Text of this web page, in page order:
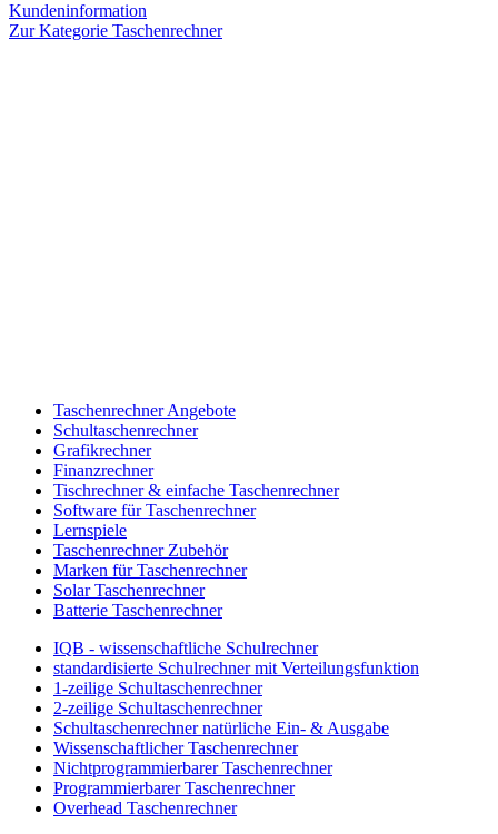
Kundeninformation
Zur Kategorie Taschenrechner
Taschenrechner Angebote
Schultaschenrechner
Grafikrechner
Finanzrechner
Tischrechner & einfache Taschenrechner
Software für Taschenrechner
Lernspiele
Taschenrechner Zubehör
Marken für Taschenrechner
Solar Taschenrechner
Batterie Taschenrechner
IQB - wissenschaftliche Schulrechner
standardisierte Schulrechner mit Verteilungsfunktion
1-zeilige Schultaschenrechner
2-zeilige Schultaschenrechner
Schultaschenrechner natürliche Ein- & Ausgabe
Wissenschaftlicher Taschenrechner
Nichtprogrammierbarer Taschenrechner
Programmierbarer Taschenrechner
Overhead Taschenrechner